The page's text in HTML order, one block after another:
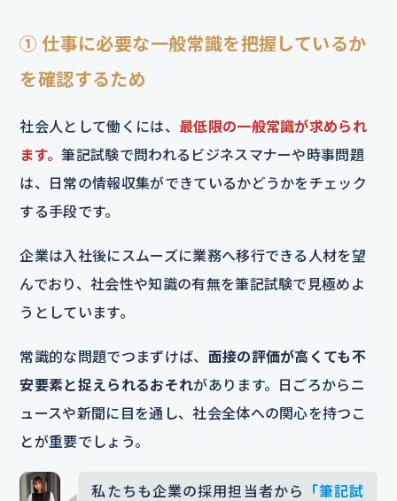
① 仕事に必要な一般常識を把握しているか
を確認するため
社会人として働くには、 最低限の一般常識が求められ
ます。筆記試験で問われるビジネスマナーや時事問題
は、日常の情報収集ができているかどうかをチェック
する手段です。
企業は入社後にスムーズに業務へ移行できる人材を望
んでおり、社会性や知識の有無を筆記試験で見極めよ
うとしています。
常識的な問題でつまずけば、 面接の評価が高くても不
安要素と捉えられるおそれがあります。日ごろからニ
ュースや新聞に目を通し、社会全体への関心を持つこ
とが重要でしょう。
私たちも企業の採用担当者から
「筆記試